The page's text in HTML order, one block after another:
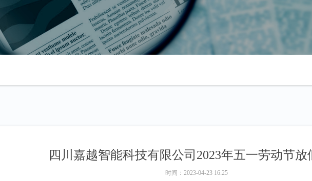
四川嘉越智能科技有限公司2023年五一劳动节放
时间： 2023-04-23 16:25